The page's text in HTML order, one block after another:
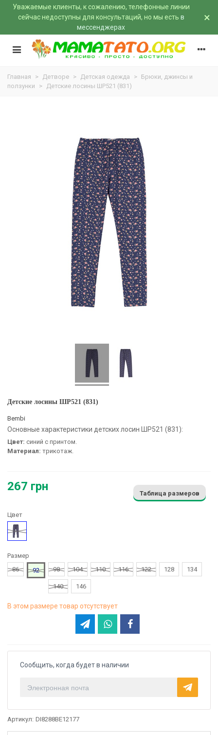
Уважаемые клиенты, к сожалению, телефонные линии
сейчас недоступны для консультаций, но мы есть в
мессенджерах
×
Главная > Детворе > Детская одежда > Брюки, джинсы и
ползунки
> Детские лосины ШР521 (831)
Детские лосины ШР521 (831)
Bembi
Основные характеристики детских лосин ШР521 (831):
Цвет: синий с принтом.
Материал: трикотаж.
267 грн
Таблица размеров
Цвет
Рисунок
Размер
86
92 98 104 110 116 122 128 134
140 146
В этом размере товар отсутствует
Сообщить, когда будет в наличии
Артикул: DI8288BE12177